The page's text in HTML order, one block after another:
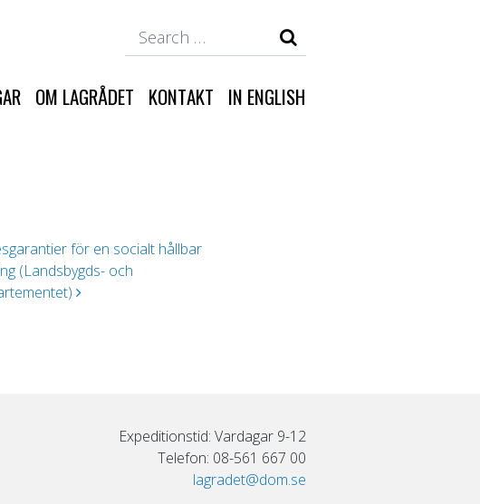
OM LAGRÅDET KONTAKT IN ENGLISH
för en socialt hållbar
(Landsbygds- och
Expeditionstid: Vardagar 9-12
Telefon: 08-561 667 00
lagradet@dom.se